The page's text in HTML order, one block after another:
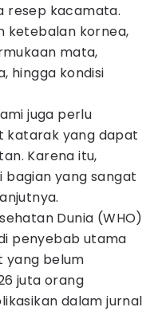
resep kacamata.
ketebalan kornea,
mata,
hingga kondisi
juga perlu
katarak yang dapat
Karena itu,
bagian yang sangat
Dunia (WHO)
penyebab utama
yang belum
juta orang
dalam jurnal